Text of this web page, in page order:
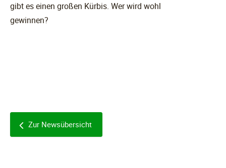
gibt es einen großen Kürbis. Wer wird wohl
gewinnen?
Zur Newsübersicht